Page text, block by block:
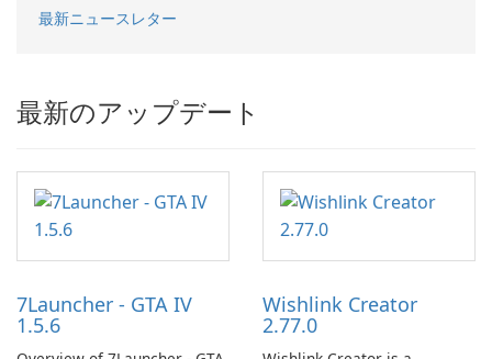
最新ニュースレター
最新のアップデート
7Launcher - GTA IV
1.5.6
Wishlink Creator
2.77.0